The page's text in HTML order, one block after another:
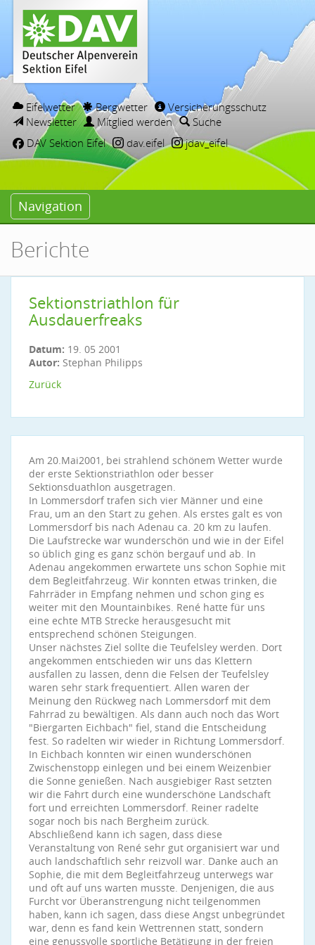
Eifelwetter Bergwetter
Versicherungsschutz
Newsletter
Mitglied werden
Suche
DAV Sektion Eifel
dav.eifel jdav_eifel
Navigation
Berichte
Sektionstriathlon für
Ausdauerfreaks
Datum: 19. 05 2001
Autor: Stephan Philipps
Zurück
Am 20.Mai2001, bei strahlend schönem Wetter wurde
der erste Sektionstriathlon oder besser
Sektionsduathlon ausgetragen.
In Lommersdorf trafen sich vier Männer und eine
Frau, um an den Start zu gehen. Als erstes galt es von
Lommersdorf bis nach Adenau ca. 20 km zu laufen.
Die Laufstrecke war wunderschön und wie in der Eifel
so üblich ging es ganz schön bergauf und ab. In
Adenau angekommen erwartete uns schon Sophie mit
dem Begleitfahrzeug. Wir konnten etwas trinken, die
Fahrräder in Empfang nehmen und schon ging es
weiter mit den Mountainbikes. René hatte für uns
eine echte MTB Strecke herausgesucht mit
entsprechend schönen Steigungen.
Unser nächstes Ziel sollte die Teufelsley werden. Dort
angekommen entschieden wir uns das Klettern
ausfallen zu lassen, denn die Felsen der Teufelsley
waren sehr stark frequentiert. Allen waren der
Meinung den Rückweg nach Lommersdorf mit dem
Fahrrad zu bewältigen. Als dann auch noch das Wort
"Biergarten Eichbach" fiel, stand die Entscheidung
fest. So radelten wir wieder in Richtung Lommersdorf.
In Eichbach konnten wir einen wunderschönen
Zwischenstopp einlegen und bei einem Weizenbier
die Sonne genießen. Nach ausgiebiger Rast setzten
wir die Fahrt durch eine wunderschöne Landschaft
fort und erreichten Lommersdorf. Reiner radelte
sogar noch bis nach Bergheim zurück.
Abschließend kann ich sagen, dass diese
Veranstaltung von René sehr gut organisiert war und
auch landschaftlich sehr reizvoll war. Danke auch an
Sophie, die mit dem Begleitfahrzeug unterwegs war
und oft auf uns warten musste. Denjenigen, die aus
Furcht vor Überanstrengung nicht teilgenommen
haben, kann ich sagen, dass diese Angst unbegründet
war, denn es fand kein Wettrennen statt, sondern
eine genussvolle sportliche Betätigung in der freien